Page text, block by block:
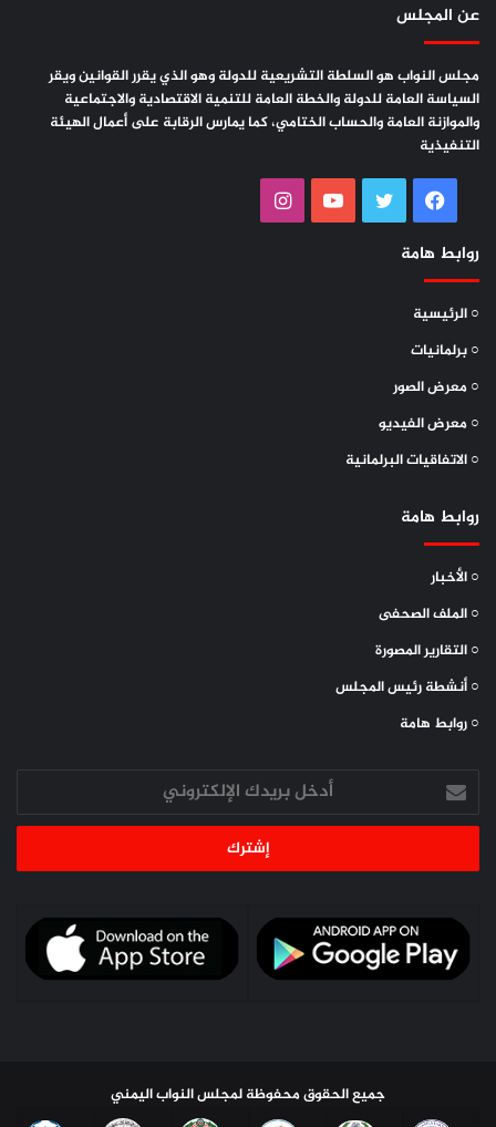
المؤهلات العلمية:
عن المجلس
مجلس النواب هو السلطة التشريعية للدولة وهو الذي يقرر القوانين ويقر
السياسة العامة للدولة والخطة العامة للتنمية الاقتصادية والاجتماعية
والموازنة العامة والحساب الختامي، كما يمارس الرقابة على أعمال الهيئة
التنفيذية
فيسبوك تويتر يوتيوب
روابط هامة
○ الرئيسية
○ برلمانيات
○ معرض الصور
○ معرض الفيديو
○ الاتفاقيات البرلمانية
روابط هامة
○ الأخبار
○ الملف الصحفى
○ التقارير المصورة
○ أنشطة رئيس المجلس
○ روابط هامة
أدخل
بريدك
الإلكتروني
جميع الحقوق محفوظة لمجلس النواب اليمني